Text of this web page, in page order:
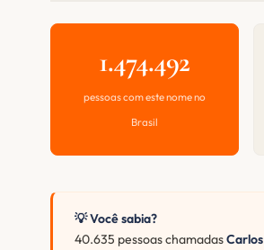
1.474.492
pessoas com este nome no
Brasil
💡 Você sabia?
40.635 pessoas chamadasCarlos